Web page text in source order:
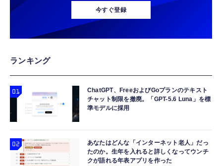
今すぐ登録
ランキング
ChatGPT、FreeおよびGoプランのテキスト
チャット制限を撤廃。「GPT-5.6 Luna」を標
準モデルに採用
あなたはどんな「インターネット老人」だっ
たのか。生年を入れると詳しくなってウンチ
クが語れる年表アプリを作った